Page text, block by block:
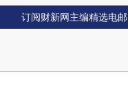
订阅财新网主编精选电邮